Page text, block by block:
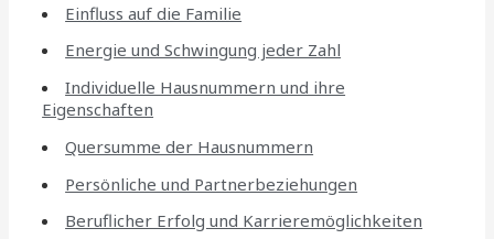
Einfluss auf die Familie
Energie und Schwingung jeder Zahl
Individuelle Hausnummern und ihre
Eigenschaften
Quersumme der Hausnummern
Persönliche und Partnerbeziehungen
Beruflicher Erfolg und Karrieremöglichkeiten